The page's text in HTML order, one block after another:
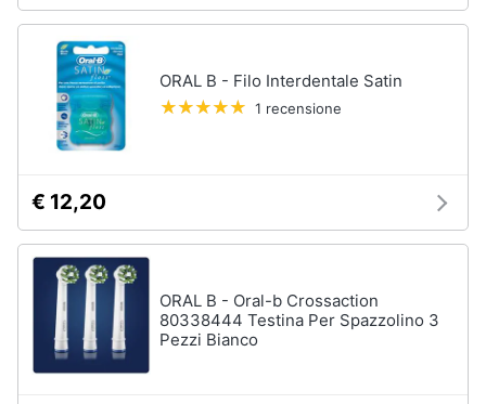
tutti
Migliori
prodotti
beauty
antirughe
Miglior
shampoo
Miglior
spazzolino
elettrico
Miglior
regolabarba
ORAL B - Filo Interdentale Satin
1 recensione
€ 12,20
ORAL B - Oral-b Crossaction
80338444 Testina Per Spazzolino 3
Pezzi Bianco